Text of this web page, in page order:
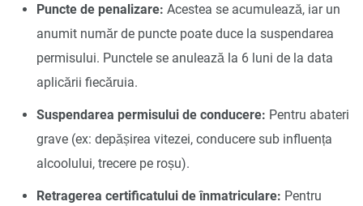
Puncte de penalizare: Acestea se acumulează, iar un
anumit număr de puncte poate duce la suspendarea
permisului. Punctele se anulează la 6 luni de la data
aplicării fiecăruia.
Suspendarea permisului de conducere: Pentru abateri
grave (ex: depășirea vitezei, conducere sub influența
alcoolului, trecere pe roșu).
Retragerea certificatului de înmatriculare: Pentru